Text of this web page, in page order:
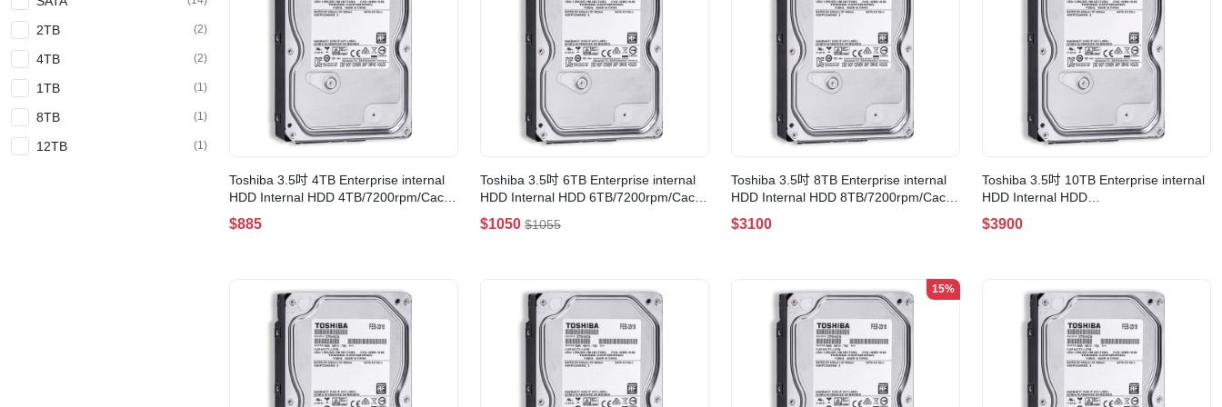
2TB (2)
4TB (2)
1TB (1)
8TB (1)
12TB (1)
Toshiba 3.5吋 4TB Enterprise internal
HDD Internal HDD 4TB/7200rpm/Cache
256MB(MG08ADA400N)
$885
Toshiba 3.5吋 6TB Enterprise internal
HDD Internal HDD 6TB/7200rpm/Cache
256MB(MG08ADA600E)
$1050 $1055
Toshiba 3.5吋 8TB Enterprise internal
HDD Internal HDD 8TB/7200rpm/Cache
256MB(MG08ADA800E)
$3100
Toshiba 3.5吋 10TB Enterprise internal
HDD Internal HDD
10TB/7200rpm/Cache
256MB(MG10ADA10TE)
$3900
15%